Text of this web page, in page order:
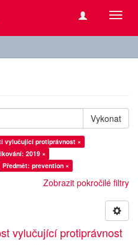
Vykonat
vylučující protiprávnost ×
2019 ×
Předmět: prevention ×
Zobrazit pokročilé filtry
vylučující protiprávnost